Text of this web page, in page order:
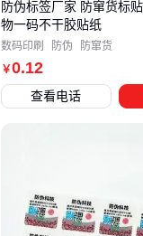
致识别效
通扫描枪
封设计和
关键配套
市面普
￥0.12
防伪标签厂家 防窜货标
物一码不干胶贴纸
数码印刷 防伪 防窜货
查看电话